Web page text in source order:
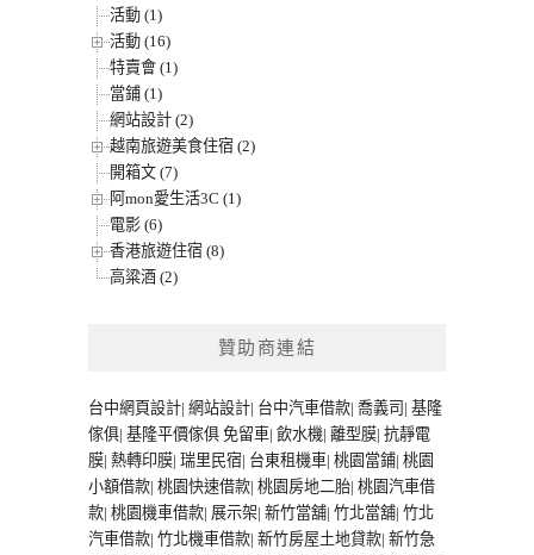
活動 (1)
活動 (16)
特賣會 (1)
當鋪 (1)
網站設計 (2)
越南旅遊美食住宿 (2)
開箱文 (7)
阿mon愛生活3C (1)
電影 (6)
香港旅遊住宿 (8)
高粱酒 (2)
贊助商連結
台中網頁設計| 網站設計| 台中汽車借款| 喬義司 | 基隆
傢俱| 基隆平價傢俱 免留車| 飲水機| 離型膜| 抗靜電
膜| 熱轉印膜| 瑞里民宿| 台東租機車| 桃園當鋪| 桃園
小額借款| 桃園快速借款| 桃園房地二胎| 桃園汽車借
款| 桃園機車借款| 展示架| 新竹當舖| 竹北當舖| 竹北
汽車借款| 竹北機車借款| 新竹房屋土地貸款| 新竹急